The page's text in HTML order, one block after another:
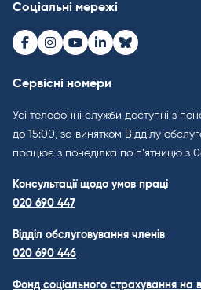
Соціальні мережі
Facebook
Instagram
Youtube
LinkedInBluesky
Сервісні номери
Усі телефонні служби доступні з
до 15:00, за винятком Відділу
працює з понеділка по п’ятницю з
Консультації щодо умов праці
020 690 447
Відділ обслуговування членів
020 690 446
Фонд соціального страхування на